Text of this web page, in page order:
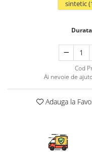
Cod
Ai nevoie de
Adauga la